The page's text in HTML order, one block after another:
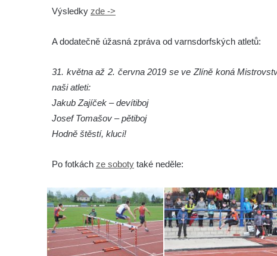
Výsledky zde ->
A dodatečně úžasná zpráva od varnsdorfských atletů:
31. května až 2. června 2019 se ve Zlíně koná
naši atleti:
Jakub Zajíček – devítiboj
Josef Tomašov – pětiboj
Hodně štěstí, kluci!
Po fotkách ze soboty také neděle: